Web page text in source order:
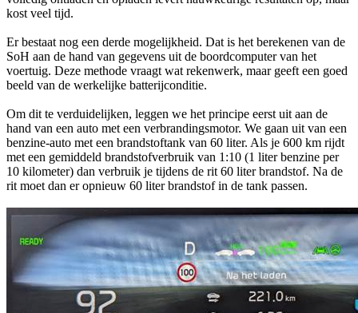
kost veel tijd.
Er bestaat nog een derde mogelijkheid. Dat is het berekenen van de
SoH aan de hand van gegevens uit de boordcomputer van het
voertuig. Deze methode vraagt wat rekenwerk, maar geeft een goed
beeld van de werkelijke batterijconditie.
Om dit te verduidelijken, leggen we het principe eerst uit aan de
hand van een auto met een verbrandingsmotor. We gaan uit van een
benzine-auto met een brandstoftank van 60 liter. Als je 600 km rijdt
met een gemiddeld brandstofverbruik van 1:10 (1 liter benzine per
10 kilometer) dan verbruik je tijdens de rit 60 liter brandstof. Na de
rit moet dan er opnieuw 60 liter brandstof in de tank passen.